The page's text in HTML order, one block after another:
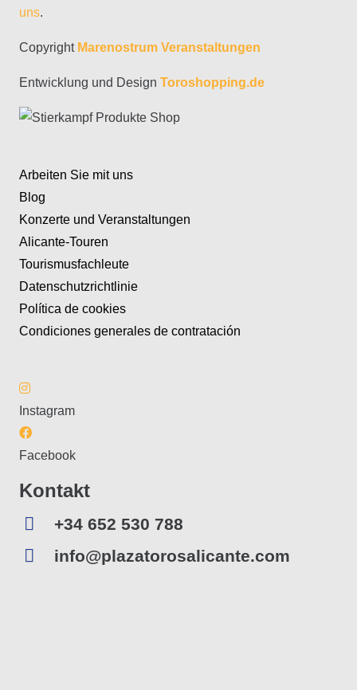
uns.
Copyright Marenostrum Veranstaltungen
Entwicklung und Design Toroshopping.de
Arbeiten Sie mit uns
Blog
Konzerte und Veranstaltungen
Alicante-Touren
Tourismusfachleute
Datenschutzrichtlinie
Política de cookies
Condiciones generales de contratación
Instagram
Facebook
Kontakt
+34 652 530 788
info@plazatorosalicante.com